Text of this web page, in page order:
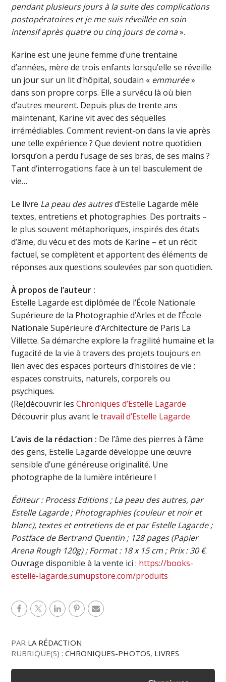
pendant plusieurs jours à la suite des complications
postopératoires et je me suis réveillée en soin
intensif après quatre ou cinq jours de coma».
Karine est une jeune femme d’une trentaine
d’années, mère de trois enfants lorsqu’elle se réveille
un jour sur un lit d’hôpital, soudain « emmurée»
dans son propre corps. Elle a survécu là où bien
d’autres meurent. Depuis plus de trente ans
maintenant, Karine vit avec des séquelles
irrémédiables. Comment revient-on dans la vie après
une telle expérience ? Que devient notre quotidien
lorsqu’on a perdu l’usage de ses bras, de ses mains ?
Tant d’interrogations face à un tel basculement de
vie…
Le livre La peau des autresd’Estelle Lagarde mêle
textes, entretiens et photographies. Des portraits –
le plus souvent métaphoriques, inspirés des états
d’âme, du vécu et des mots de Karine – et un récit
factuel, se complètent et apportent des éléments de
réponses aux questions soulevées par son quotidien.
À propos de l’auteur :
Estelle Lagarde est diplômée de l’École Nationale
Supérieure de la Photographie d’Arles et de l’École
Nationale Supérieure d’Architecture de Paris La
Villette. Sa démarche explore la fragilité humaine et la
fugacité de la vie à travers des projets toujours en
lien avec des espaces porteurs d’histoires de vie :
espaces construits, naturels, corporels ou
psychiques.
(Re)découvrir lesChroniques d’Estelle Lagarde
Découvrir plus avant letravail d’Estelle Lagarde
L’avis de la rédaction : De l’âme des pierres à l’âme
des gens, Estelle Lagarde développe une œuvre
sensible d’une généreuse originalité. Une
photographe de la lumière intérieure !
Éditeur : Process Editions ; La peau des autres, par
Estelle Lagarde ; Photographies (couleur et noir et
blanc), textes et entretiens de et par Estelle Lagarde ;
Postface de Bertrand Quentin ; 128 pages (Papier
Arena Rough 120g) ; Format : 18 x 15 cm ; Prix : 30 €.
Ouvrage disponible à la vente ici : https://books-
estelle-lagarde.sumupstore.com/produits
PAR LA RÉDACTION
RUBRIQUE(S) :CHRONIQUES-PHOTOS, LIVRES